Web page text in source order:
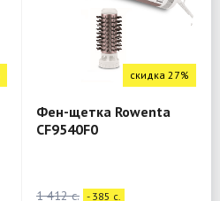
скидка 27%
Фен-щетка Rowenta
CF9540F0
1 412 c. - 385 c.